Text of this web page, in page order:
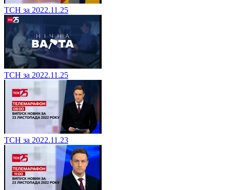
ТСН за 2022.11.25
ТСН за 2022.11.25
ТСН за 2022.11.23